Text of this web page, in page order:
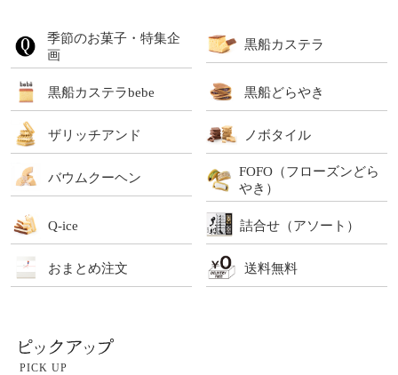
季節のお菓子・特集企
画
黒船カステラ
黒船カステラbebe 黒船どらやき
ザリッチアンド ノボタイル
バウムクーヘン
FOFO（フローズンどら
やき）
Q-ice 詰合せ（アソート）
おまとめ注文 送料無料
PICK UP